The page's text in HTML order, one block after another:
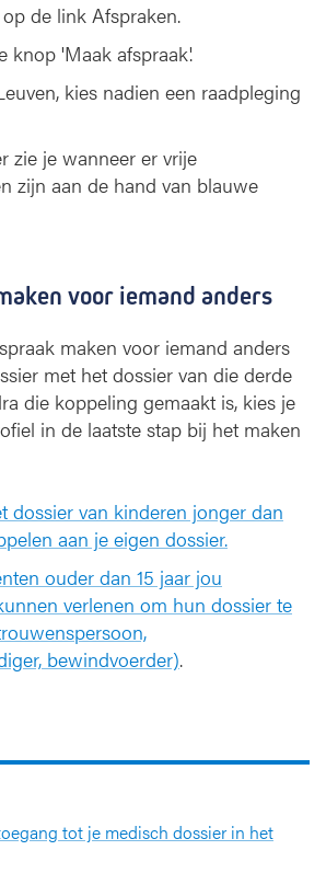
de link Afspraken.
knop 'Maak afspraak'.
kies nadien een raadpleging
zie je wanneer er vrije
zijn aan de hand van blauwe
voor iemand anders
maken voor iemand anders
met het dossier van die derde
die koppeling gemaakt is, kies je
in de laatste stap bij het maken
dossier van kinderen jonger dan
aan je eigen dossier.
ouder dan 15 jaar jou
verlenen om hun dossier te
bewindvoerder).
tot je medisch dossier in het